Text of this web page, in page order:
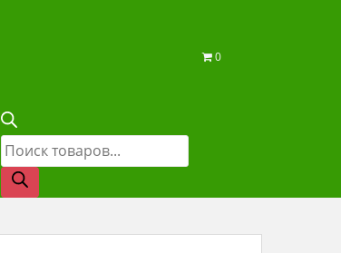
Поиск
товаров
0